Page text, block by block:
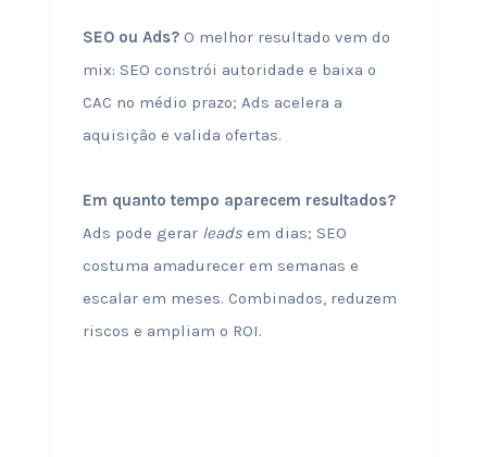
SEO ou Ads?O melhor resultado vem do
mix: SEO constrói autoridade e baixa o
CAC no médio prazo; Ads acelera a
aquisição e valida ofertas.
Em quanto tempo aparecem resultados?
Ads pode gerar leadsem dias; SEO
costuma amadurecer em semanas e
escalar em meses. Combinados, reduzem
riscos e ampliam o ROI.